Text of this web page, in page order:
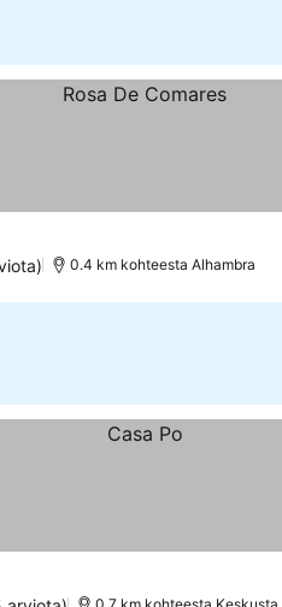
0.4 km kohteesta Alhambra